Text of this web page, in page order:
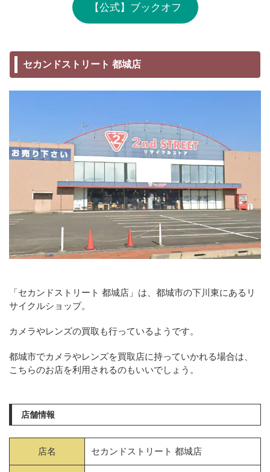
【公式】ブックオフ
セカンドストリート 都城店
「セカンドストリート 都城店」は、都城市の下川東にあるリ
サイクルショップ。
カメラやレンズの買取も行っているようです。
都城市でカメラやレンズを買取店に持っていかれる場合は、
こちらのお店を利用されるのもいいでしょう。
店舗情報
店名 セカンドストリート 都城店